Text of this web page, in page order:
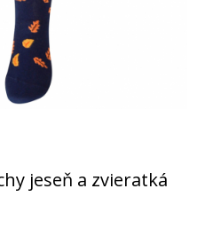
jeseň a zvieratká